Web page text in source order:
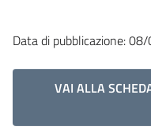
Data di pubblicazione:
VAI ALLA